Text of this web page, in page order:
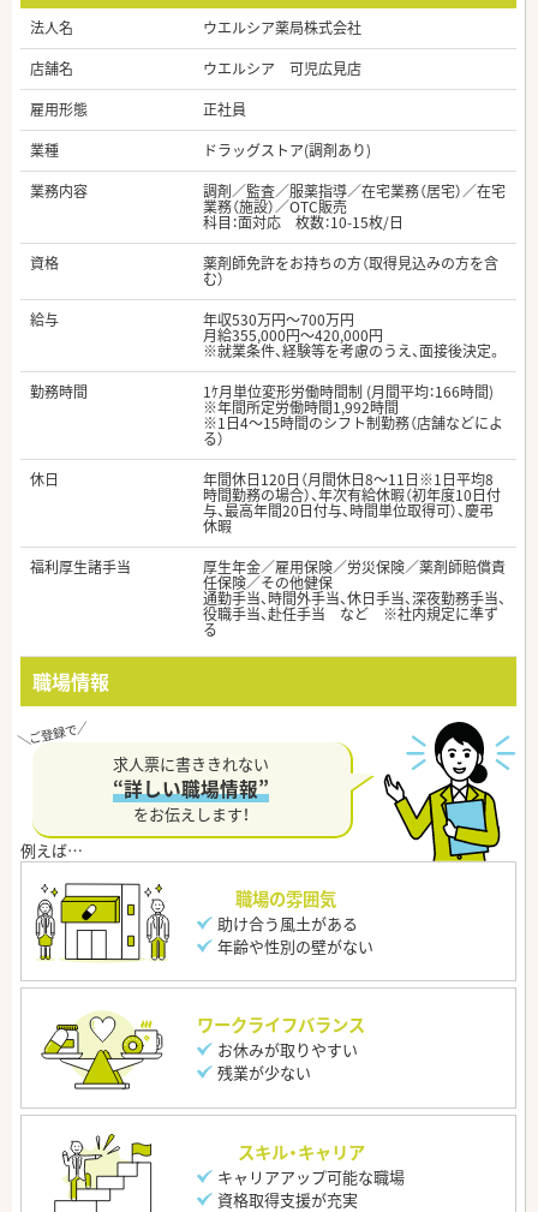
法人名
ウエルシア薬局株式会社
店舗名
ウエルシア 可児広見店
雇用形態
正社員
業種
ドラッグストア(調剤あり)
業務内容
調剤／監査／服薬指導／在宅業務（居宅）／在宅
業務（施設）／OTC販売
科目：面対応 枚数：10-15枚/日
資格
薬剤師免許をお持ちの方（取得見込みの方を含
む）
給与
年収530万円～700万円
月給355,000円～420,000円
※就業条件、経験等を考慮のうえ、面接後決定。
勤務時間
1ｹ月単位変形労働時間制 (月間平均：166時間)
※年間所定労働時間1,992時間
※1日4～15時間のシフト制勤務（店舗などによ
る）
休日
年間休日120日（月間休日8～11日※1日平均8
時間勤務の場合）、年次有給休暇（初年度10日付
与、最高年間20日付与、時間単位取得可）、慶弔
休暇
福利厚生諸手当
厚生年金／雇用保険／労災保険／薬剤師賠償責
任保険／その他健保
通勤手当、時間外手当、休日手当、深夜勤務手当、
役職手当、赴任手当 など ※社内規定に準ず
る
職場情報
求人票に書ききれない
“詳しい職場情報”
をお伝えします！
職場の雰囲気
助け合う風土がある
年齢や性別の壁がない
ワークライフバランス
お休みが取りやすい
残業が少ない
スキル・キャリア
キャリアアップ可能な職場
資格取得支援が充実